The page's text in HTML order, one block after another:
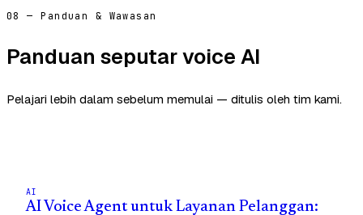
08 — Panduan & Wawasan
Panduan seputar voice AI
Pelajari lebih dalam sebelum memulai — ditulis oleh tim kami.
AI
AI Voice Agent untuk Layanan Pelanggan: